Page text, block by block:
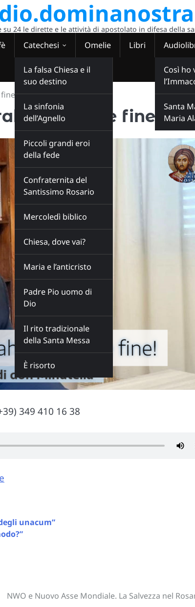
su 24 le dirette e le attività di apostolato in difesa della
Catechesi
La falsa Chiesa e il
suo destino
La sinfonia
dell’Agnello
Piccoli grandi eroi
della fede
Confraternita del
Santissimo Rosario
Mercoledì biblico
Chiesa, dove vai?
Maria e l’anticristo
Padre Pio uomo di
Dio
Il rito tradizionale
della Santa Messa
È risorto
Omelie Libri
Così ho
Santa
Maria
una triste fine!”
349 410 16 38
unacum”
NWO e Nuovo Asse Mondiale. La Salvezza nel